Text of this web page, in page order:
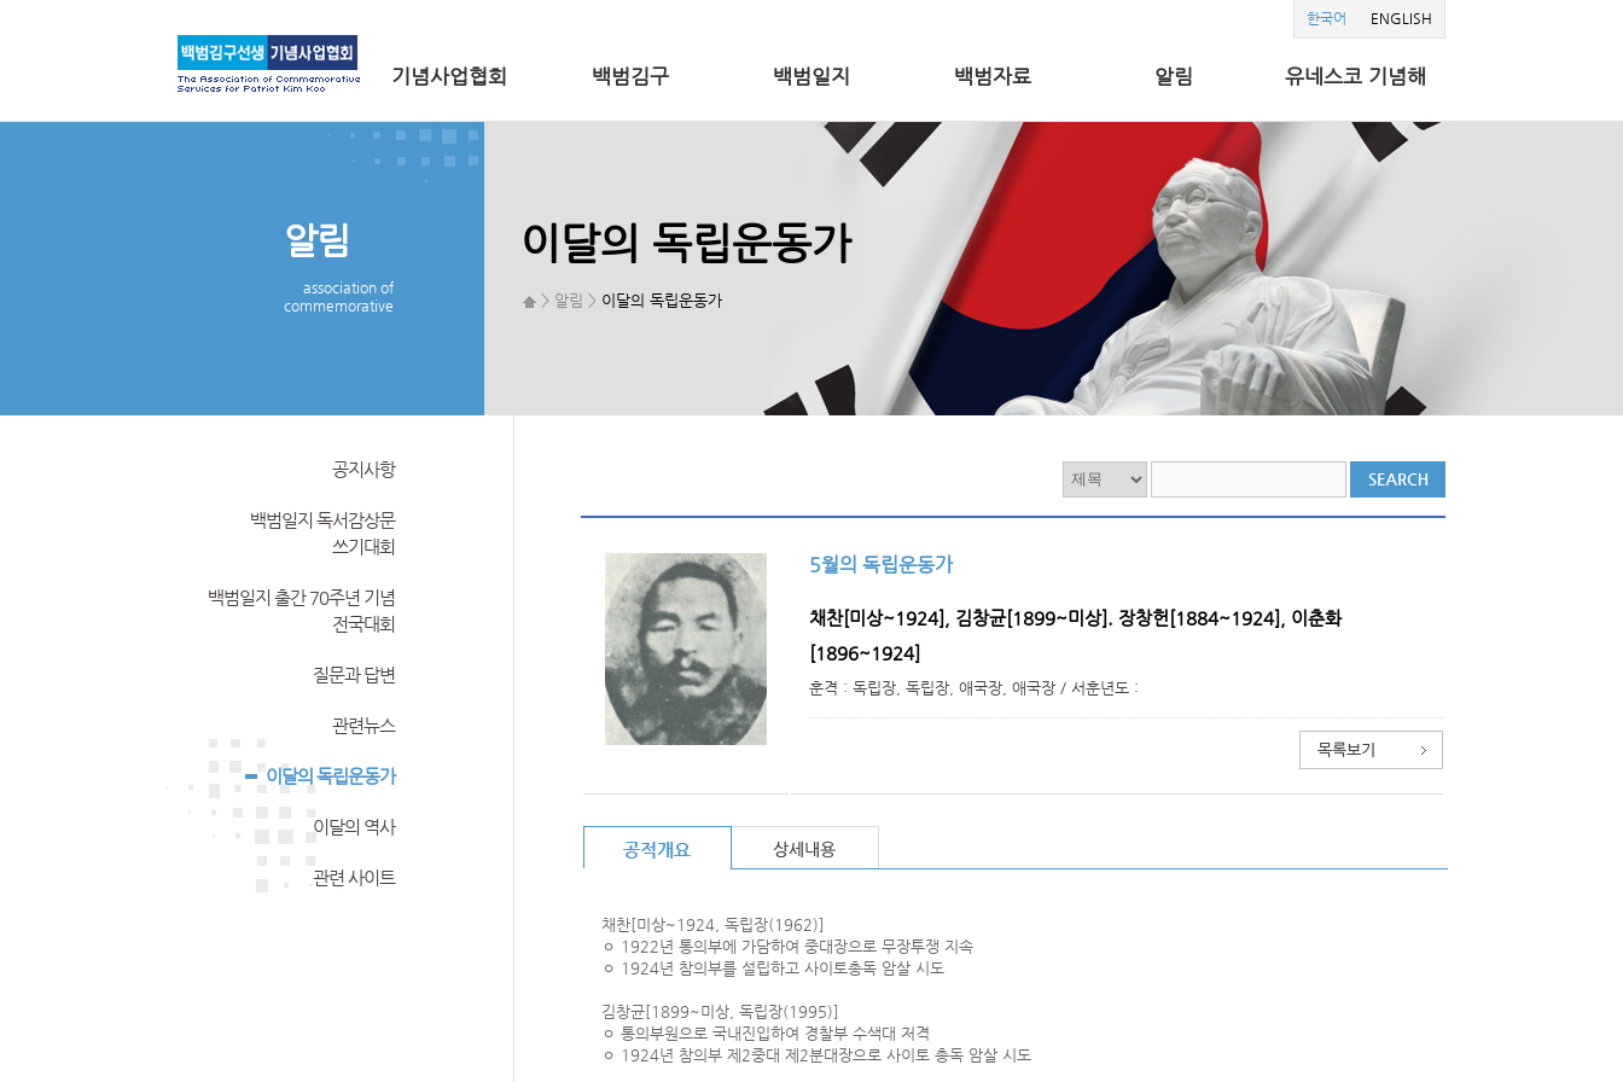
한국어 ENGLISH
기념사업협회 백범김구 백범일지 백범자료 알림 유네스코 기념해
알림
association of
commemorative
이달의 독립운동가
> 알림 > 이달의 독립운동가
공지사항
백범일지 독서감상문
쓰기대회
백범일지 출간 70주년 기념
전국대회
질문과 답변
관련뉴스
이달의 독립운동가
이달의 역사
관련 사이트
5월의 독립운동가
채찬[미상~1924], 김창균[1899~미상]. 장창헌[1884~1924], 이춘화
[1896~1924]
훈격 : 독립장, 독립장, 애국장, 애국장 / 서훈년도 :
채찬[미상~1924, 독립장(1962)]
ㅇ 1922년 통의부에 가담하여 중대장으로 무장투쟁 지속
ㅇ 1924년 참의부를 설립하고 사이토총독 암살 시도
김창균[1899~미상, 독립장(1995)]
ㅇ 통의부원으로 국내진입하여 경찰부 수색대 저격
ㅇ 1924년 참의부 제2중대 제2분대장으로 사이토 총독 암살 시도